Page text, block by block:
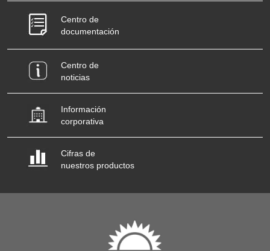
Centro de
documentación
Centro de
noticias
Información
corporativa
Cifras de
nuestros productos